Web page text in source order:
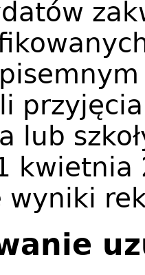
lub
kwietnia
wyniki